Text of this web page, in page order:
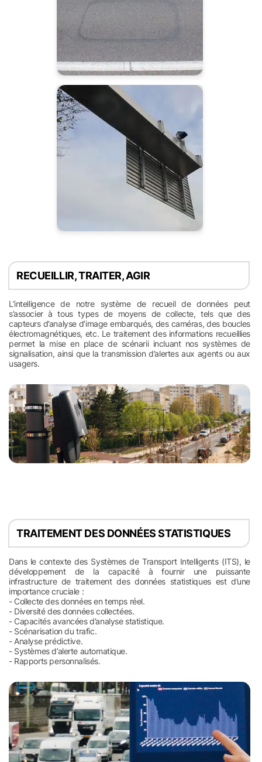
RECUEILLIR, TRAITER, AGIR
L’intelligence de notre système de recueil de données peut
s’associer à tous types de moyens de collecte, tels que des
capteurs d’analyse d’image embarqués, des caméras, des boucles
électromagnétiques, etc. Le traitement des informations recueillies
permet la mise en place de scénarii incluant nos systèmes de
signalisation, ainsi que la transmission d’alertes aux agents ou aux
usagers.
TRAITEMENT DES DONNÉES STATISTIQUES
Dans le contexte des Systèmes de Transport Intelligents (ITS), le
développement de la capacité à fournir une puissante
infrastructure de traitement des données statistiques est d’une
importance cruciale :
- Collecte des données en temps réel.
- Diversité des données collectées.
- Capacités avancées d’analyse statistique.
- Scénarisation du trafic.
- Analyse prédictive.
- Systèmes d’alerte automatique.
- Rapports personnalisés.